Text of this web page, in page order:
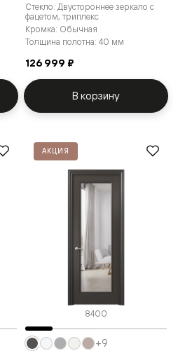
Стекло: Двустороннее зеркало с
фацетом, триплекс
Кромка: Обычная
Толщина полотна: 40 мм
126 999 ₽
В корзину
АКЦИЯ
8400
+9